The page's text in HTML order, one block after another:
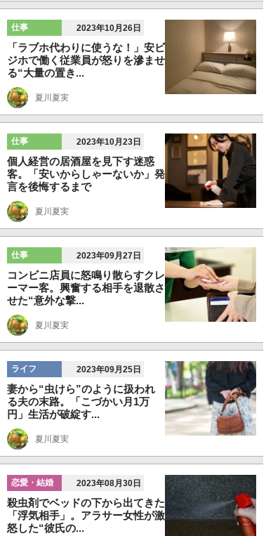
仕事 2023年10月26日
「ラブホ代わりに使うな！」安ビ
ジホで働く従業員が怒りを滲ませ
る“大量の置き...
夏川夏実
仕事 2023年10月23日
個人経営の居酒屋を見下す迷惑
客。「安いからしゃーないか」発
言を後悔するまで
夏川夏実
仕事 2023年09月27日
コンビニ店員に怒鳴り散らすクレ
ーマー客。興奮する相手を退散さ
せた“意外な撃...
夏川夏実
ライフ 2023年09月25日
妻から“虫けら”のように扱われ
る夫の末路。「こづかい月1万
円」生活が破綻す...
夏川夏実
恋愛・結婚 2023年08月30日
殺虫剤でベッドの下から出てきた
「浮気相手」。アラサー女性が激
怒した“彼氏の...